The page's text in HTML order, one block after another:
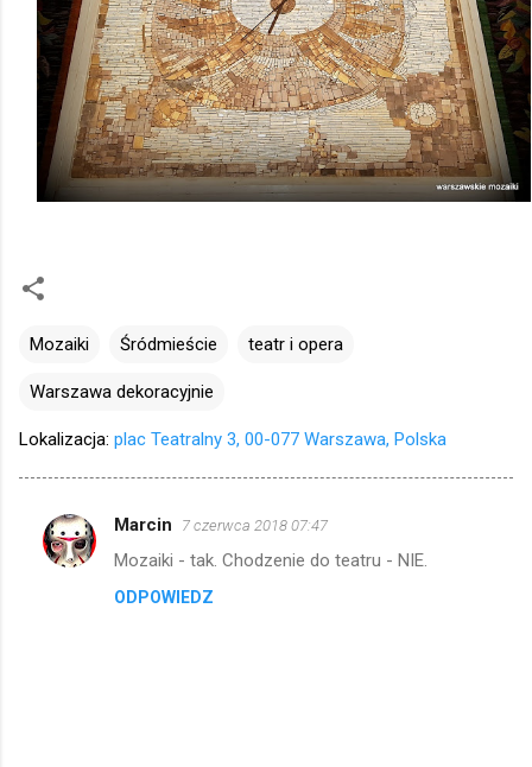
Mozaiki Śródmieście teatr i opera
Warszawa dekoracyjnie
Lokalizacja: plac Teatralny 3, 00-077 Warszawa, Polska
K
o
Marcin 7 czerwca 2018 07:47
Mozaiki - tak. Chodzenie do teatru - NIE.
ODPOWIEDZ